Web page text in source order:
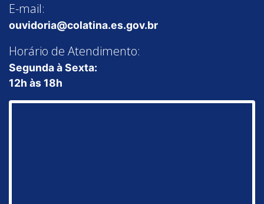
E-mail:
ouvidoria@colatina.es.gov.br
Horário de Atendimento:
Segunda à Sexta:
12h às 18h